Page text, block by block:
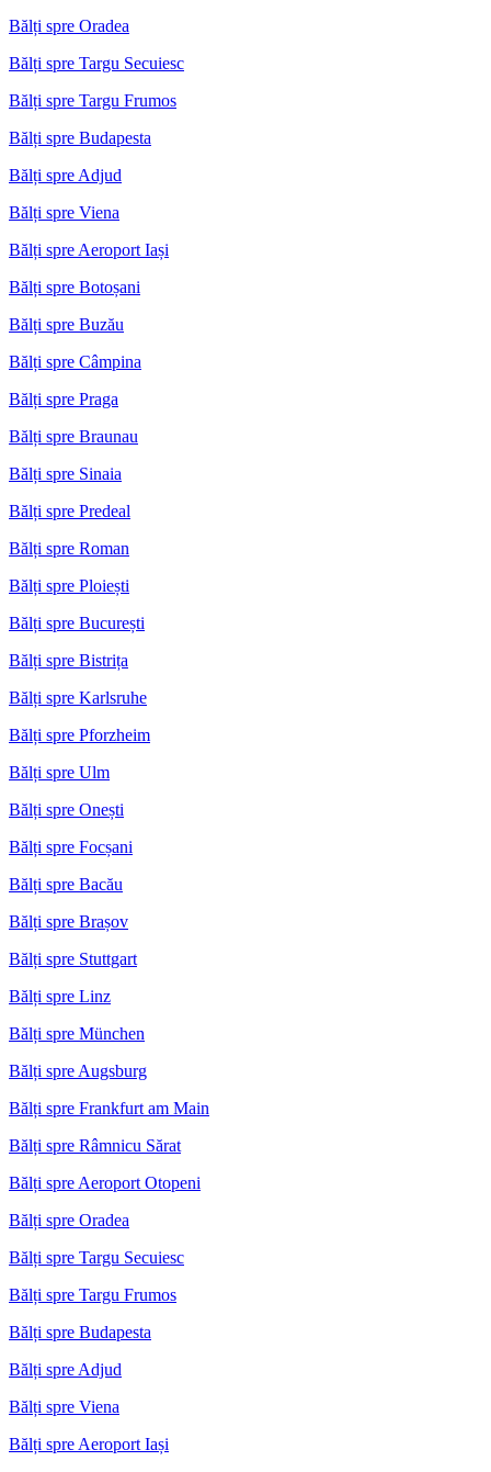
Bălți spre Oradea
Bălți spre Targu Secuiesc
Bălți spre Targu Frumos
Bălți spre Budapesta
Bălți spre Adjud
Bălți spre Viena
Bălți spre Aeroport Iași
Bălți spre Botoșani
Bălți spre Buzău
Bălți spre Câmpina
Bălți spre Praga
Bălți spre Braunau
Bălți spre Sinaia
Bălți spre Predeal
Bălți spre Roman
Bălți spre Ploiești
Bălți spre București
Bălți spre Bistrița
Bălți spre Karlsruhe
Bălți spre Pforzheim
Bălți spre Ulm
Bălți spre Onești
Bălți spre Focșani
Bălți spre Bacău
Bălți spre Brașov
Bălți spre Stuttgart
Bălți spre Linz
Bălți spre München
Bălți spre Augsburg
Bălți spre Frankfurt am Main
Bălți spre Râmnicu Sărat
Bălți spre Aeroport Otopeni
Bălți spre Oradea
Bălți spre Targu Secuiesc
Bălți spre Targu Frumos
Bălți spre Budapesta
Bălți spre Adjud
Bălți spre Viena
Bălți spre Aeroport Iași